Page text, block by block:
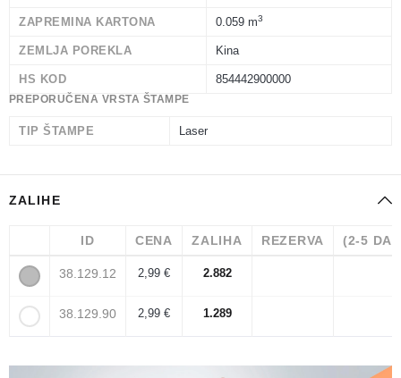
ZAPREMINA KARTONA 0.059 m3
ZEMLJA POREKLA Kina
HS KOD 854442900000
PREPORUČENA VRSTA ŠTAMPE
TIP ŠTAMPE Laser
ZALIHE
ID CENA ZALIHA REZERVA (2-5
38.129.12 2,99 € 2.882
38.129.90 2,99 € 1.289